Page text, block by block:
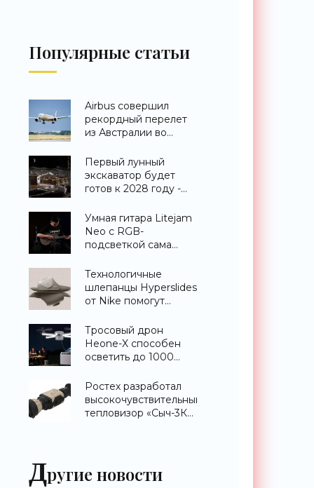
Популярные статьи
Airbus совершил
рекордный перелет
из Австралии во
«Техника»
Первый лунный
экскаватор будет
готов к 2028 году -
Умная гитара Litejam
Neo с RGB-
подсветкой сама
«Гаджеты»
Технологичные
шлепанцы Hyperslides
от Nike помогут
ноги после
тренировки -
«Гаджеты»
Тросовый дрон
Heone-X способен
осветить до 1000
земли -
«Беспилотники»
Ростех разработал
высокочувствительный
тепловизор «Сыч-3К»
Другие новости